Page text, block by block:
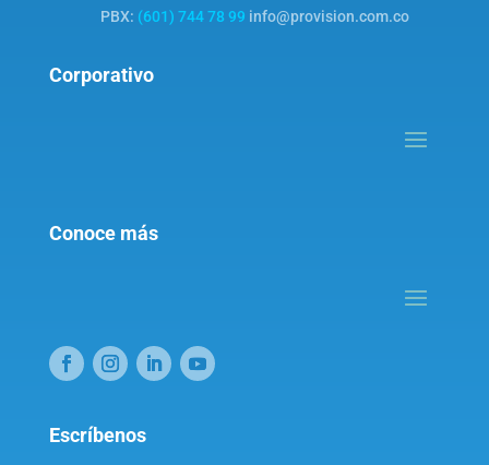
PBX: (601) 744 78 99 info@provision.com.co
Corporativo
Conoce más
Escríbenos